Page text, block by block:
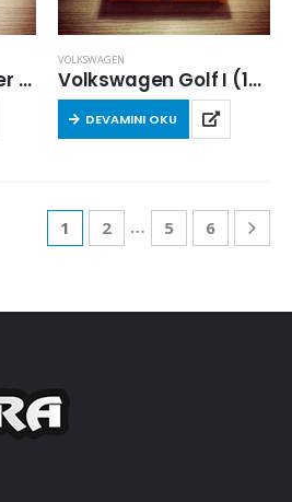
Volkswagen Crafter 2011-2016 Arası 2.0 Dizel Hava Filtresi
VOLKSWAGEN
Volkswagen Golf I (17) 1974-1983 Arası Hava Filtresi
DEVAMINI OKU
1 2 … 5 6